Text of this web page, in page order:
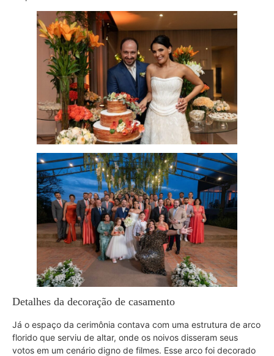
Detalhes da decoração de casamento
Já o espaço da cerimônia contava com uma estrutura de arco
florido que serviu de altar, onde os noivos disseram seus
votos em um cenário digno de filmes. Esse arco foi decorado